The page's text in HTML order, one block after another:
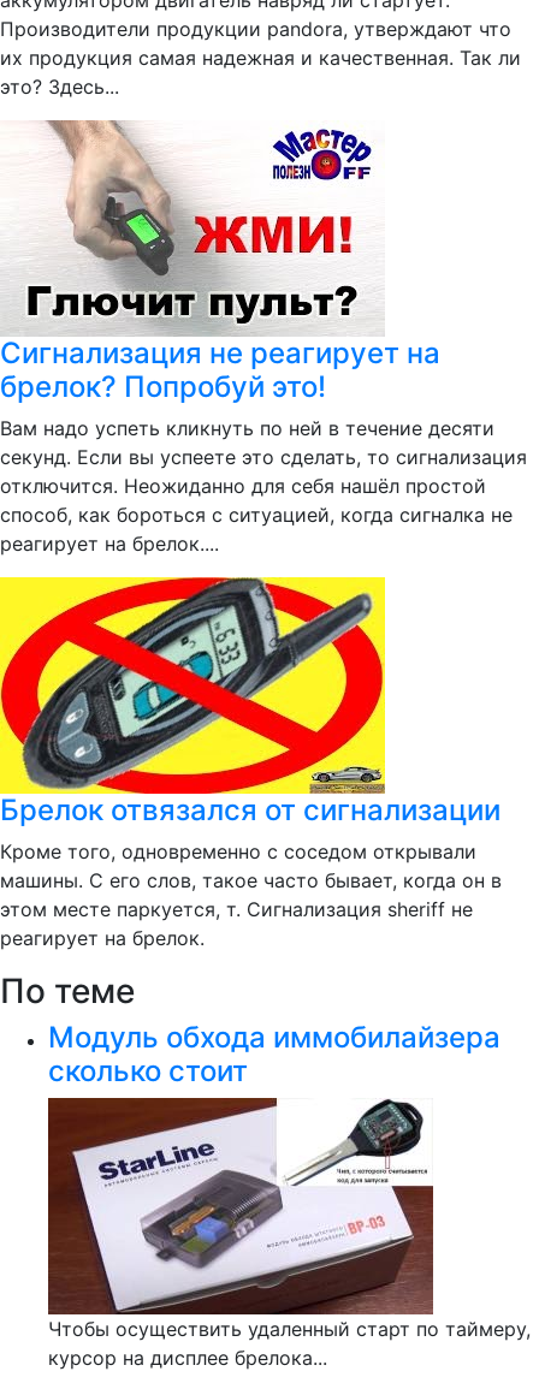
Производители продукции pandora, утверждают что
их продукция самая надежная и качественная. Так ли
это? Здесь...
Сигнализация не реагирует на
брелок? Попробуй это!
Вам надо успеть кликнуть по ней в течение десяти
секунд. Если вы успеете это сделать, то сигнализация
отключится. Неожиданно для себя нашёл простой
способ, как бороться с ситуацией, когда сигналка не
реагирует на брелок....
Брелок отвязался от сигнализации
Кроме того, одновременно с соседом открывали
машины. С его слов, такое часто бывает, когда он в
этом месте паркуется, т. Сигнализация sheriff не
реагирует на брелок.
По теме
Модуль обхода иммобилайзера
сколько стоит
Чтобы осуществить удаленный старт по таймеру,
курсор на дисплее брелока...